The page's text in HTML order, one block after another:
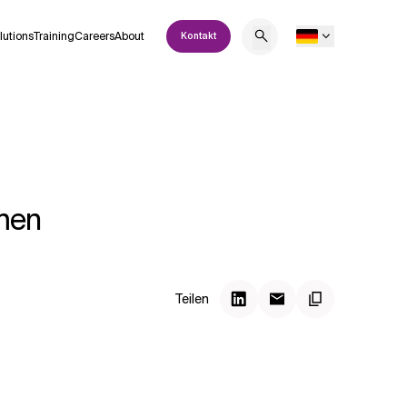
TrainingCareersAbout Kontakt
Teilen